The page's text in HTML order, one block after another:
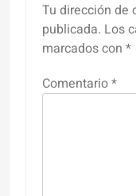
Tu dirección de
publicada. Los
marcados con *
Comentario*